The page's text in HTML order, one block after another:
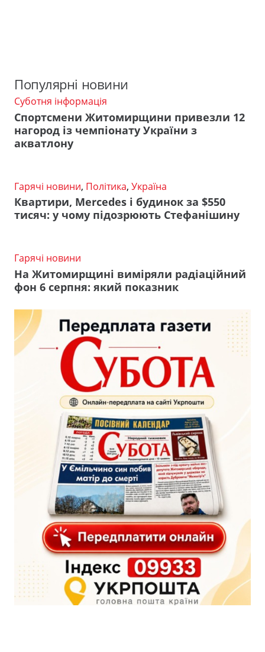
Популярні новини
Суботня інформація
Спортсмени Житомирщини привезли 12
нагород із чемпіонату України з
акватлону
Гарячі новини, Політика, Україна
Квартири, Mercedes і будинок за $550
тисяч: у чому підозрюють Стефанішину
Гарячі новини
На Житомирщині виміряли радіаційний
фон 6 серпня: який показник